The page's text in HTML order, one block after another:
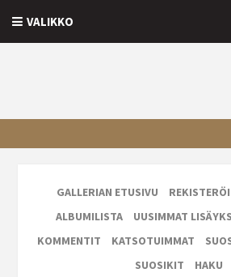
VALIKKO
GALLERIAN ETUSIVU
ALBUMILISTA
UUSIMMAT
KOMMENTIT
KATSOTUIMMAT
SUOSIKIT
HAKU